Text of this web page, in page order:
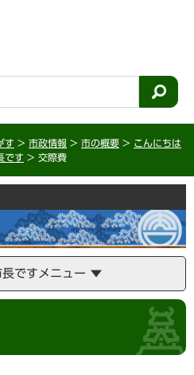
す > 市政情報 > 市の概要 > こんにちは
です > 交際費
ですメニュー